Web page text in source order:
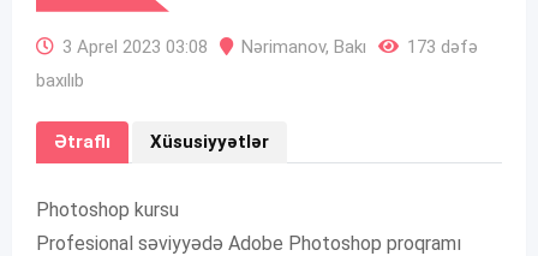
3 Aprel 2023 03:08 Nərimanov, Bakı
173 dəfə
baxılıb
Ətraflı Xüsusiyyətlər
Photoshop kursu
Profesional səviyyədə Adobe Photoshop proqramı